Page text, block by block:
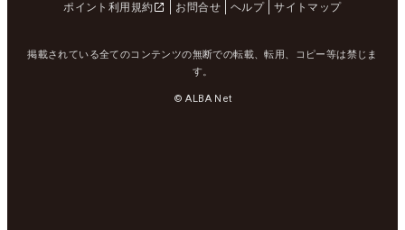
ポイント利用規約
お問合せ ヘルプ サイトマップ
掲載されている全てのコンテンツの無断での転載、転用、コピー等は禁じま
す。
© ALBA Net